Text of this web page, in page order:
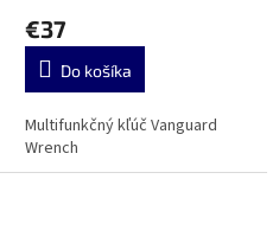
€37
Do košíka
Multifunkčný kľúč Vanguard
Wrench